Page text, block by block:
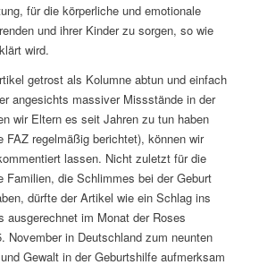
für die körperliche und emotionale
und ihrer Kinder zu sorgen, so wie
wird.
getrost als Kolumne abtun und einfach
angesichts massiver Missstände in der
wir Eltern es seit Jahren zu tun haben
FAZ regelmäßig berichtet), können wir
lassen. Nicht zuletzt für die
Familien, die Schlimmes bei der Geburt
dürfte der Artikel wie ein Schlag ins
ausgerechnet im Monat der Roses
November in Deutschland zum neunten
Gewalt in der Geburtshilfe aufmerksam